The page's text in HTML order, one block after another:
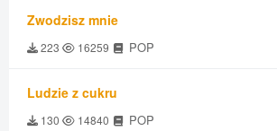
Zwodzisz mnie
223 16259 POP
Ludzie z cukru
130 14840 POP